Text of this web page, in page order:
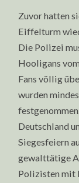
Zuvor hatten
Eiffelturm
Die Polizei
Hooligans
Fans völlig
wurden
Deutschland
Siegesfeiern
gewalttätige
Polizisten mit